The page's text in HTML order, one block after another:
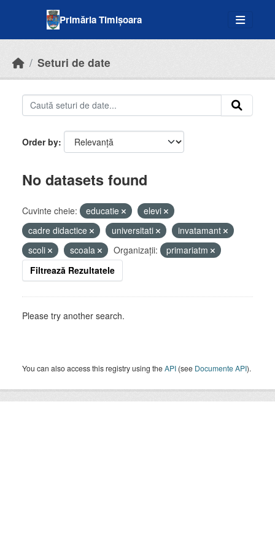
Primăria Timișoara
Seturi de date
Order by
No datasets found
Cuvinte cheie: educatie
elevi
cadre didactice
universitati
invatamant
scoli
scoala Organizații:
primariatm
Filtrează Rezultatele
Please try another search.
You can also access this registry using theAPI (see Documente API).